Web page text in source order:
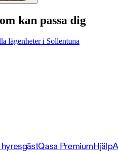
kan passa dig
lägenheter i Sollentuna
Qasa PremiumHjälp